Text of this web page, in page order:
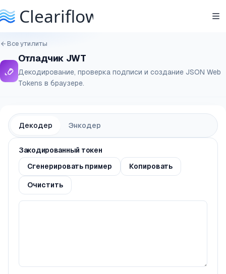
Все утилиты
Отладчик JWT
Декодирование, проверка подписи и создание JSON Web
Tokens в браузере.
Декодер Энкодер
Закодированный токен
Сгенерировать пример
Копировать
Очистить